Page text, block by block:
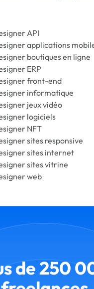
API
applications
boutiques en ligne
ERP
front-end
informatique
jeux vidéo
logiciels
NFT
sites responsive
sites internet
sites vitrine
web
de 250